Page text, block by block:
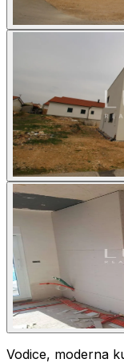
Vodice, moderna